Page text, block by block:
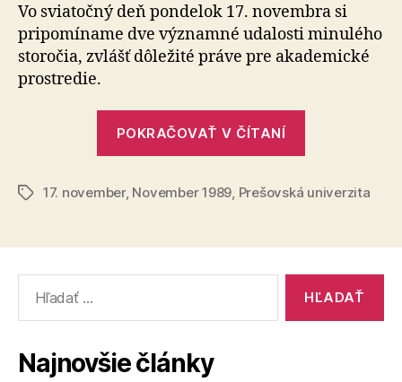
17.
Vo sviatočný deň pondelok 17. novembra si
pripomíname dve významné udalosti minulého
storočia, zvlášť dôležité práve pre akademické
prostredie.
POKRAČOVAŤ V ČÍTANÍ
17.
Značky17. november, November 1989, Prešovská univerzita
Najnovšie články